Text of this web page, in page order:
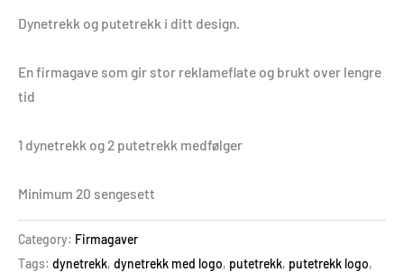
Dynetrekk og putetrekk i ditt design.
En firmagave som gir stor reklameflate og brukt over lengre
tid
1 dynetrekk og 2 putetrekk medfølger
Minimum 20 sengesett
Category: Firmagaver
Tags: dynetrekk, dynetrekk med logo, putetrekk, putetrekk logo,